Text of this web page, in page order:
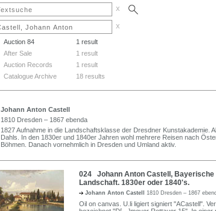
x
x
Auction 84
1 result
After Sale
1 result
Auction Records
1 result
Catalogue Archive
18 results
Johann Anton Castell
1810 Dresden – 1867 ebenda
1827 Aufnahme in die Landschaftsklasse der Dresdner Kunstakademie.
Dahls. In den 1830er und 1840er Jahren wohl mehrere Reisen nach
Böhmen. Danach vornehmlich in Dresden und Umland aktiv.
024 Johann Anton Castell,
Landschaft. 1830er oder 1840's.
Johann Anton Castell 1810 Dresden – 1867
Oil on canvas. U.li ligiert signiert "ACastell".